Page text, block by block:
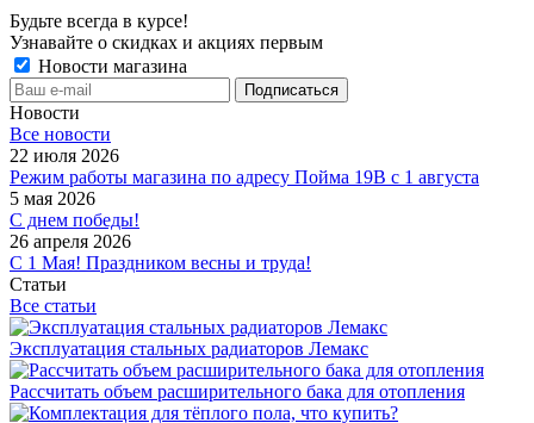
Будьте всегда в курсе!
Узнавайте о скидках и акциях первым
Новости магазина
Новости
Все новости
22 июля 2026
Режим работы магазина по адресу Пойма 19В с 1 августа
5 мая 2026
С днем победы!
26 апреля 2026
С 1 Мая! Праздником весны и труда!
Статьи
Все статьи
Эксплуатация стальных радиаторов Лемакс
Рассчитать объем расширительного бака для отопления